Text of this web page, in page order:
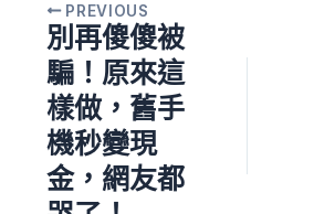
PREVIOUS
別再傻傻被
騙！原來這
樣做，舊手
機秒變現
金，網友都